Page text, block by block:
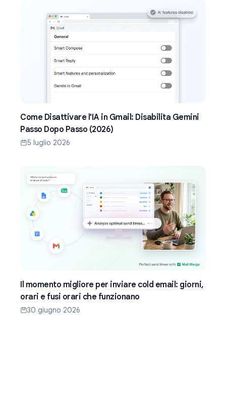
Come Disattivare l'IA in Gmail: Disabilita Gemini
Passo Dopo Passo (2026)
5 luglio 2026
Il momento migliore per inviare cold email: giorni,
orari e fusi orari che funzionano
30 giugno 2026